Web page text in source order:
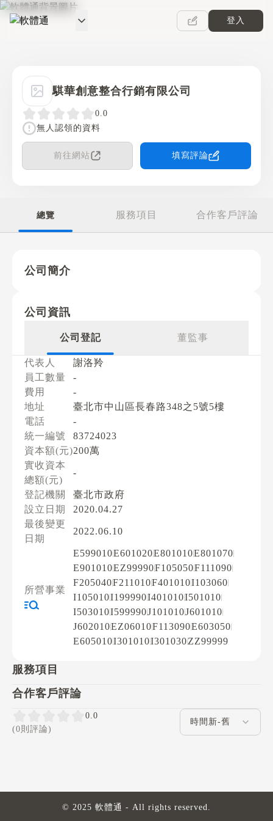
軟體通
登入
騏華創意整合行銷有限公司
0.0
無人認領的資料
前往網站 填寫評論
總覽 服務項目 合作客戶評論
公司簡介
公司資訊
公司登記 董監事
代表人
謝洛羚
員工數量
-
費用
-
地址
臺北市中山區長春路348之5號5樓
電話
-
統一編號
83724023
資本額(元)200萬
實收資本
總額(元)
-
登記機關
臺北市政府
設立日期
2020.04.27
最後變更
日期
2022.06.10
所營事業
E599010E601020E801010E801070
E901010EZ99990F105050F111090
F205040F211010F401010I103060
I105010I199990I401010I501010
I503010I599990J101010J601010
J602010EZ06010F113090E603050
E605010I301010I301030ZZ99999
服務項目
合作客戶評論
0.0
(0則評論)
評論排序
© 2025 軟體通 - All rights reserved.